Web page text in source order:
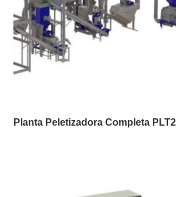
Planta Peletizadora Completa